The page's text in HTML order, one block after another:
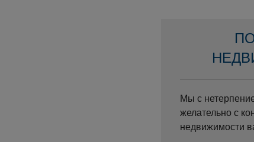
Мы с
желательно с
недвижимости